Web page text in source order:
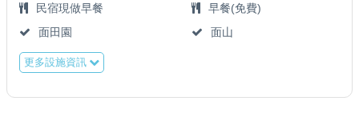
民宿現做早餐
早餐(免費)
面田園
面山
更多設施資訊